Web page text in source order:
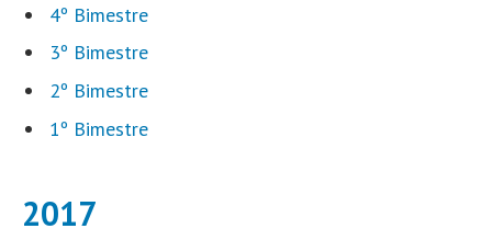
4º Bimestre
3º Bimestre
2º Bimestre
1º Bimestre
2017